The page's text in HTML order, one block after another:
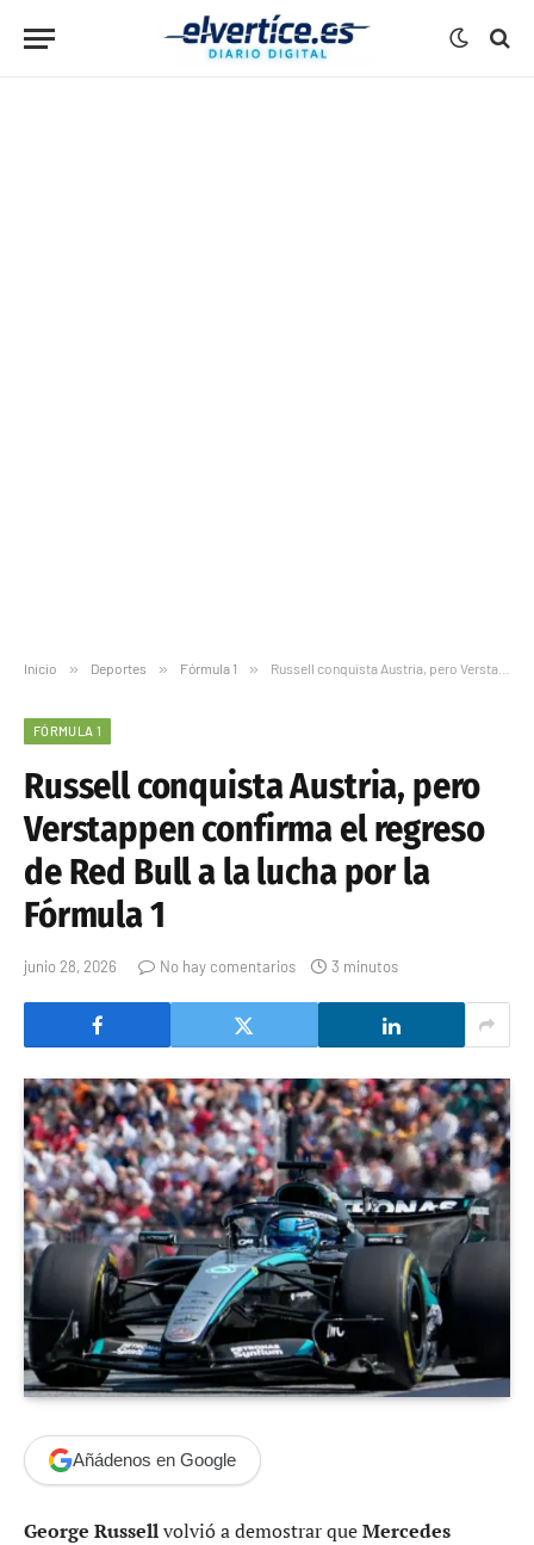
Inicio » Deportes » Fórmula 1 » Russell conquista Austria, pero Verstappen confirma el regreso de Red Bull a la lucha por la Fórmula 1
FÓRMULA 1
Russell conquista Austria, pero
Verstappen confirma el regreso
de Red Bull a la lucha por la
Fórmula 1
junio 28, 2026 No hay comentarios 3 minutos
Añádenos en Google
George Russellvolvió a demostrar queMercedes